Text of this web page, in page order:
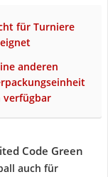
für Turniere
anderen
verfügbar
Code Green
auch für